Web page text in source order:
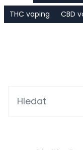
THC vaping
CBD